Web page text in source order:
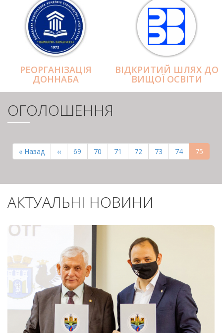
РЕОРГАНІЗАЦІЯ
ДОННАБА
ВІДКРИТИЙ ШЛЯХ ДО
ВИЩОЇ ОСВІТИ
ОГОЛОШЕННЯ
СТОРІНКИ
Перша
сторінка
« Назад
Попередня
сторінка
‹‹ Page
69 Page
70 Page
71 Page
72 Page
73 Page
74 75
АКТУАЛЬНІ НОВИНИ